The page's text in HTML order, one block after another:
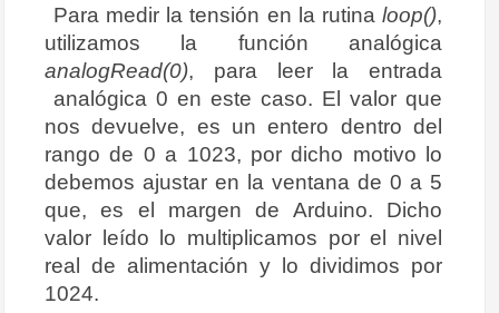
26
27
28
29
31
33
34
// Envia voltaje para su visualización en
// multiplicado por 11 cuando se utiliza
// divide por 11.
// 11.132 es el valor calibrado del división de
Serial .print(voltage * 11.132);
Serial
;
sample_count
= 0 ;
sum
0
Para medir la tensión en la rutina loop(),
utilizamos la función analógica
analogRead(0), para leer la entrada
analógica 0 en este caso. El valor que
nos devuelve, es un entero dentro del
rango de 0 a 1023, por dicho motivo lo
debemos ajustar en la ventana de 0 a 5
que, es el margen de Arduino. Dicho
valor leído lo multiplicamos por el nivel
real de alimentación y lo dividimos por
1024.